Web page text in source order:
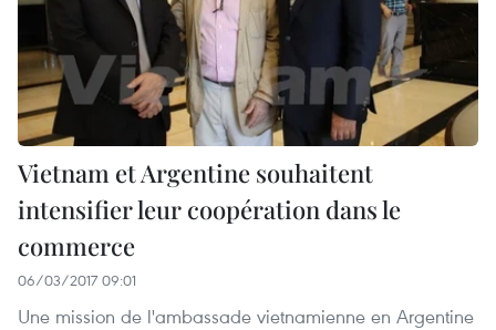
Vietnam et Argentine souhaitent
intensifier leur coopération dans le
commerce
06/03/2017 09:01
Une mission de l'ambassade vietnamienne en Argentine